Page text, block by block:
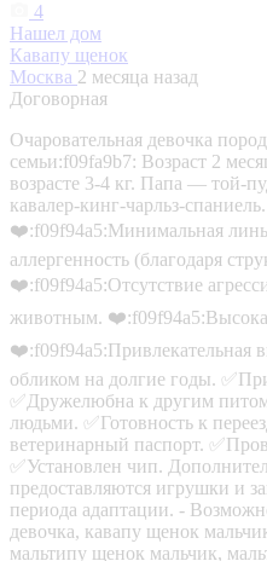
4
Нашел дом
Кавапу щенок
Москва 2 месяца назад
Договорная
Очаровательная девочка
семьи:f09fa9b7: Возраст 2
возрасте 3-4 кг. Папа —
❤️‍:f09f94a5:Минимальная
аллергенность (благодаря
❤️‍:f09f94a5:Отсутствие
животным.
❤️‍:f09f94a5:Привлекательная
обликом на долгие годы.
✅Дружелюбна к другим
людьми. ✅Готовность к
ветеринарный паспорт.
✅Установлен чип.
предоставляются игрушки и
периода адаптации. -
девочка, кавапу щенок
мальтипу щенок мальчик,